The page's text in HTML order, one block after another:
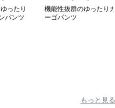
ったり
パンツ
機能性抜群のゆったりカ
ーゴパンツ
もっと見る